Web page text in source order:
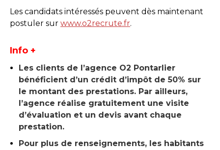
Les candidats intéressés peuvent dès maintenant
postuler sur www.o2recrute.fr.
Info +
Les clients de l’agence O2 Pontarlier
bénéficient d’un crédit d’impôt de 50% sur
le montant des prestations. Par ailleurs,
l’agence réalise gratuitement une visite
d’évaluation et un devis avant chaque
prestation.
Pour plus de renseignements, les habitants